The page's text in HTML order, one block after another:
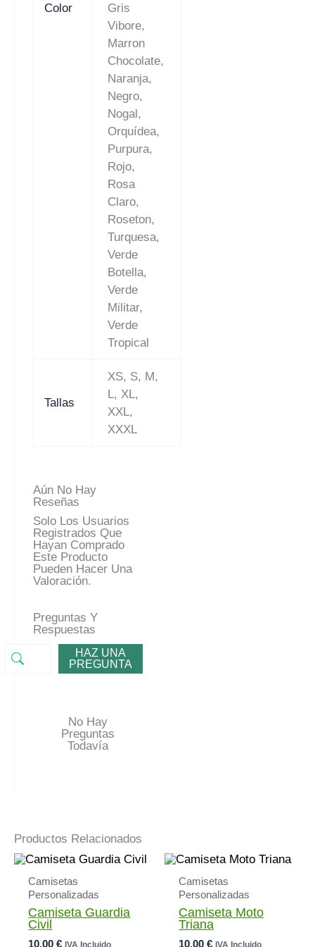
Color
Gris
Vibore,
Marron
Chocolate,
Naranja,
Negro,
Nogal,
Orquídea,
Purpura,
Rojo,
Rosa
Claro,
Roseton,
Turquesa,
Verde
Botella,
Verde
Militar,
Verde
Tropical
Tallas
XS, S, M,
L, XL,
XXL,
XXXL
Aún No Hay
Reseñas
Solo Los Usuarios
Registrados Que
Hayan Comprado
Este Producto
Pueden Hacer Una
Valoración.
Preguntas Y
Respuestas
HAZ UNA
PREGUNTA
No Hay
Preguntas
Todavía
Productos Relacionados
Camisetas
Personalizadas
Camiseta Guardia
Civil
10,00€ IVA Incluido
Camisetas
Personalizadas
Camiseta Moto
Triana
10,00€ IVA Incluido